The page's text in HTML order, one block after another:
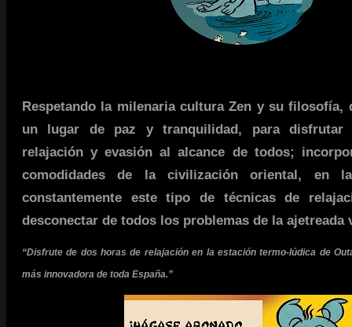
Respetando la milenaria cultura Zen y su filosofía,
un lugar de paz y tranquilidad, para disfrutar
relajación y evasión al alcance de todos;
comodidades de la civilización oriental, en
constantemente este tipo de técnicas de
desconectar de todos los problemas de la ajetreada
“Disfrute de dos horas de relajación en la estación termo-lúdica de
más innovadora de toda España.”